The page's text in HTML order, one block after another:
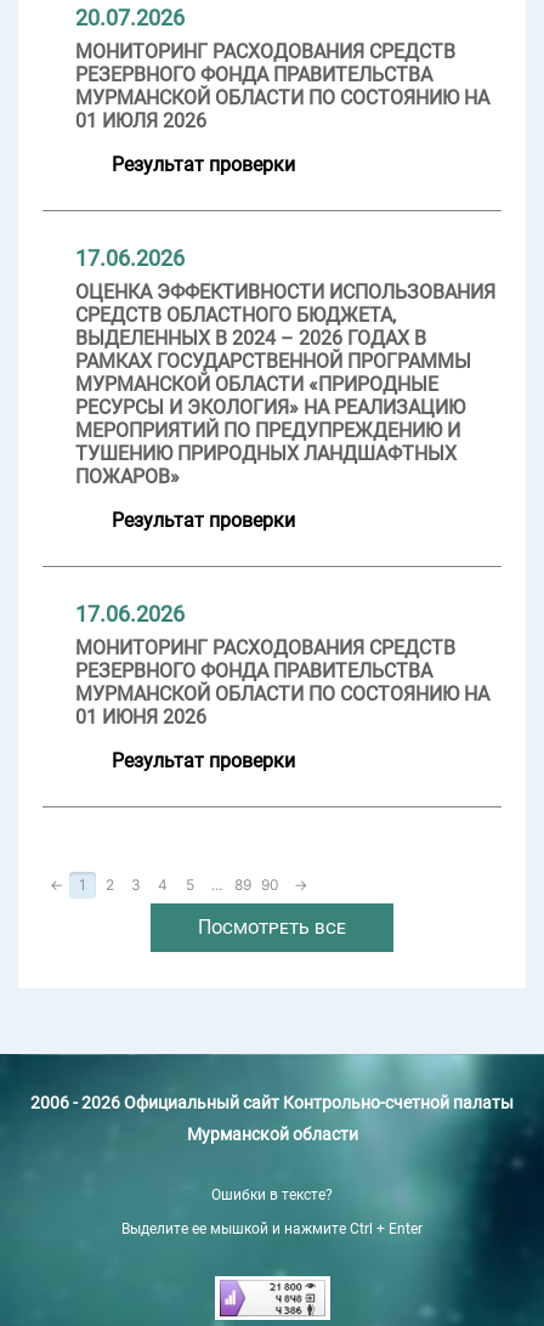
20.07.2026
МОНИТОРИНГ РАСХОДОВАНИЯ СРЕДСТВ
РЕЗЕРВНОГО ФОНДА ПРАВИТЕЛЬСТВА
МУРМАНСКОЙ ОБЛАСТИ ПО СОСТОЯНИЮ НА
01 ИЮЛЯ 2026
Результат проверки
17.06.2026
ОЦЕНКА ЭФФЕКТИВНОСТИ ИСПОЛЬЗОВАНИЯ
СРЕДСТВ ОБЛАСТНОГО БЮДЖЕТА,
ВЫДЕЛЕННЫХ В 2024 – 2026 ГОДАХ В
РАМКАХ ГОСУДАРСТВЕННОЙ ПРОГРАММЫ
МУРМАНСКОЙ ОБЛАСТИ «ПРИРОДНЫЕ
РЕСУРСЫ И ЭКОЛОГИЯ» НА РЕАЛИЗАЦИЮ
МЕРОПРИЯТИЙ ПО ПРЕДУПРЕЖДЕНИЮ И
ТУШЕНИЮ ПРИРОДНЫХ ЛАНДШАФТНЫХ
ПОЖАРОВ»
Результат проверки
17.06.2026
МОНИТОРИНГ РАСХОДОВАНИЯ СРЕДСТВ
РЕЗЕРВНОГО ФОНДА ПРАВИТЕЛЬСТВА
МУРМАНСКОЙ ОБЛАСТИ ПО СОСТОЯНИЮ НА
01 ИЮНЯ 2026
Результат проверки
← 1 2 3 4 5 ... 89 90 →
Посмотреть все
2006 - 2026 Официальный сайт Контрольно-счетной палаты
Мурманской области
Ошибки в тексте?
Выделите ее мышкой и нажмите Ctrl + Enter